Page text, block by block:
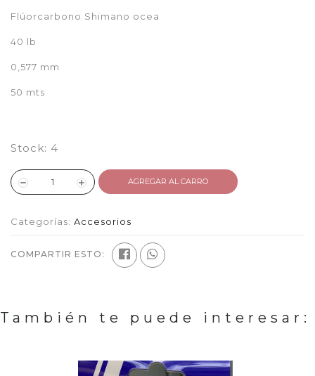
Flúorcarbono Shimano ocea
40 lb
0,577 mm
50 mts
Stock: 4
AGREGAR AL CARRO
Categorías: Accesorios
COMPARTIR ESTO:
También te puede interesar: